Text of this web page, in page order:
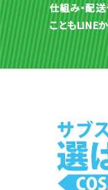
仕組み・配送
こともLINE